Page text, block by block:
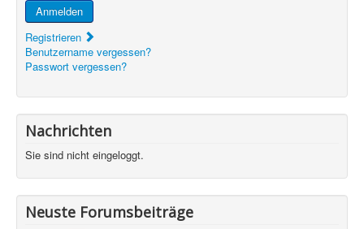
Anmelden
Registrieren
Benutzername vergessen?
Passwort vergessen?
Nachrichten
Sie sind nicht eingeloggt.
Neuste Forumsbeiträge